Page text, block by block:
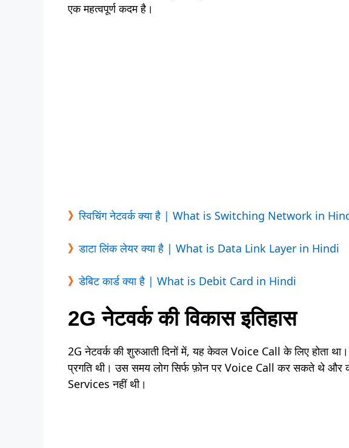
एक महत्वपूर्ण कदम है।
》स्विचिंग नेटवर्क क्या है | What is Switching Network in
》डाटा लिंक लेयर क्या है | What is Data Link Layer in Hindi
》डेबिट कार्ड क्या है | What is Debit Card in Hindi
2G नेटवर्क की विकास इतिहास
2G नेटवर्क की शुरुआती दिनों में, यह केवल Voice Call के लिए होता
प्रगति थी। उस समय लोग सिर्फ फ़ोन पर Voice Call कर सकते थे
Services नहीं थी।